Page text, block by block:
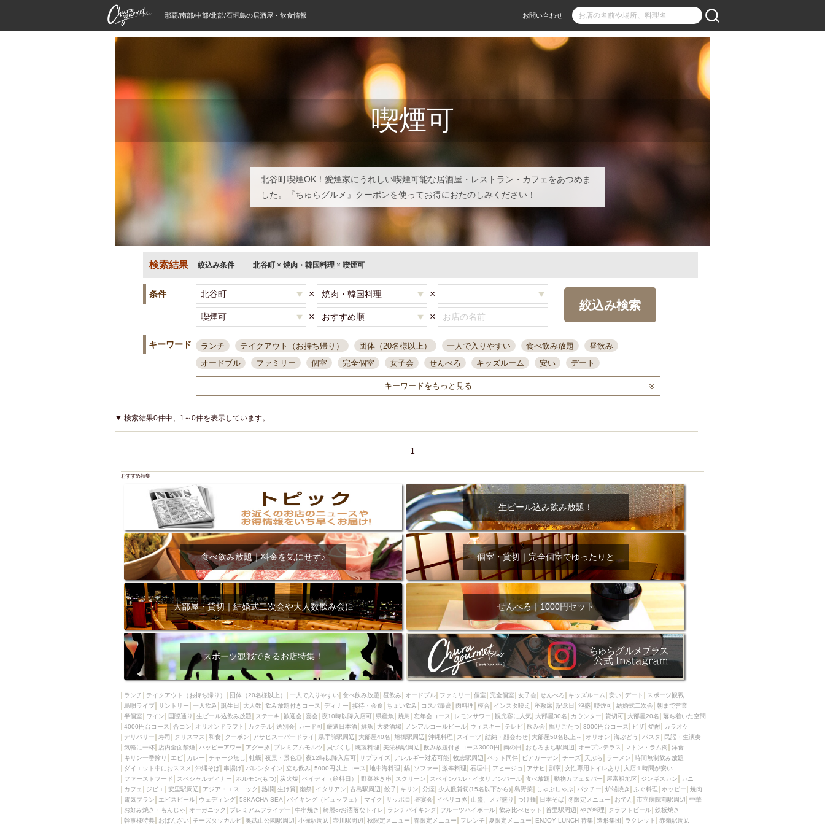
那覇/南部/中部/北部/石垣島の居酒屋・飲食情報 お問い合わせ
喫煙可
北谷町喫煙OK！愛煙家にうれしい喫煙可能な居酒屋・レストラン・カフェをあつめま
した。『ちゅらグルメ』クーポンを使ってお得におたのしみください！
検索結果 絞込み条件 北谷町 × 焼肉・韓国料理 × 喫煙可
条件 × ×
× ×
絞込み検索
キーワード ランチ テイクアウト（お持ち帰り） 団体（20名様以上） 一人で入りやすい 食べ飲み放題
昼飲み
オードブル
ファミリー 個室 完全個室 女子会 せんべろ キッズルーム 安い
デート
一人飲み 誕生日 大人数
接待・会食
ちょい飲み コスパ最高 肉料理 模合 インスタ映え 座敷席 記念日 泡盛
喫煙可
結婚式二次会
夜10時以降入店可
県産魚 焼鳥 忘年会コース レモンサワー 観光客に人気 大部屋30名
カウンター
4000円台コース
デリバリー 寿司 クリスマス 和食
クーポン
アサヒスーパードライ
県庁前駅周辺 旭橋駅周辺 沖縄料理 スイーツ
結納・顔会わせ
大部屋50名以上～
オリオン 海ぶどう 民謡・生演奏 気軽に一杯
店内全面禁煙
ハッピーアワー
アグー豚 プレミアムモルツ 貝づくし 燻製料理
美栄橋駅周辺
飲み放題付きコース3000円
肉の日 おもろまち駅周辺 オープンテラス マトン・ラム肉
洋食
キリン一番搾り
エビ カレー チャージ無し 牡蠣 夜景・景色◎ 夜12時以降入店可
サプライズ
アレルギー対応可能
牧志駅周辺 ペット同伴 ビアガーデン 天ぷら
時間無制飲み放題
ダイエット中におススメ
沖縄そば 串揚げ バレンタイン 立ち飲み 5000円以上コース 地中海料理
鍋
ソファー
激辛料理 石垣牛 アヒージョ アサヒ 割烹 女性専用トイレあり
入店１時間が安い
ファーストフード
スペシャルディナー ホルモン(もつ) 炭火焼 ペイディ（給料日）
野菜巻き串
スクリーン
スペインバル・イタリアンバール 食べ放題 動物カフェ＆バー 屋富祖地区
ジンギスカン
カニ
カフェ ジビエ 安里駅周辺 アジア・エスニック 熱燗 生け簀 獺祭 イタリアン
古島駅周辺
分煙 少人数貸切(15名以下から) しゃぶしゃぶ パクチー 炉端焼き
ふぐ料理
ホッピー
焼肉 電気ブラン エビスビール ウェディング 58KACHA-SEA
バイキング（ビュッフェ）
マイク
サッポロ 昼宴会 イベリコ豚 山盛、メガ盛り つけ麺 日本そば 冬限定メニュー
おでん
市立病院前駅周辺
中華 お好み焼き・もんじゃ オーガニック プレミアムフライデー
牛串焼き
綺麗orお洒落なトイレ
ランチバイキング フルーツハイボール 飲み比べセット 首里駅周辺
やぎ料理
クラフトビール
鉄板焼き 幹事様特典 おばんざい チーズタッカルビ 奥武山公園駅周辺
小禄駅周辺
壺川駅周辺
秋限定メニュー 春限定メニュー フレンチ 夏限定メニュー ENJOY LUNCH 特集
造形集団
ラクレット
赤嶺駅周辺 シードル 那覇空港駅周辺 儀保駅周辺
キーワードをもっと見る
▼ 検索結果0件中、1～0件を表示しています。
1
おすすめ特集
生ビール込み飲み放題！
食べ飲み放題｜料金を気にせず♪ 個室・貸切｜完全個室でゆったりと
大部屋・貸切｜結婚式二次会や大人数飲み会に せんべろ｜1000円セット
スポーツ観戦できるお店特集！
ランチ テイクアウト（お持ち帰り） 団体（20名様以上） 一人で入りやすい 食べ飲み放題 昼飲み オードブル ファミリー 個室 完全個室 女子会 せんべろ キッズルーム 安い デート
スポーツ観戦
島唄ライブ サントリー 一人飲み 誕生日 大人数 飲み放題付きコース ディナー 接待・会食 ちょい飲み コスパ最高 肉料理 模合 インスタ映え 座敷席 記念日 泡盛 喫煙可 結婚式二次会 朝まで営業
半個室
ワイン 国際通り 生ビール込飲み放題 ステーキ 歓迎会 宴会 夜10時以降入店可 県産魚 焼鳥 忘年会コース レモンサワー 観光客に人気 大部屋30名 カウンター 貸切可 大部屋20名
落ち着いた空間
4000円台コース
合コン オリオンドラフト カクテル 送別会 カード可 厳選日本酒 鮮魚 大衆酒場 ノンアルコールビール ウィスキー テレビ 飲み会 掘りごたつ 3000円台コース ピザ 焼酎
カラオケ
デリバリー
寿司 クリスマス 和食 クーポン アサヒスーパードライ 県庁前駅周辺 大部屋40名 旭橋駅周辺 沖縄料理 スイーツ 結納・顔会わせ 大部屋50名以上～ オリオン 海ぶどう パスタ
民謡・生演奏
気軽に一杯
店内全面禁煙 ハッピーアワー アグー豚 プレミアムモルツ 貝づくし 燻製料理 美栄橋駅周辺 飲み放題付きコース3000円 肉の日 おもろまち駅周辺 オープンテラス マトン・ラム肉
洋食
キリン一番搾り
エビ カレー チャージ無し 牡蠣 夜景・景色◎ 夜12時以降入店可 サプライズ アレルギー対応可能 牧志駅周辺 ペット同伴 ビアガーデン チーズ 天ぷら ラーメン
時間無制飲み放題
ダイエット中におススメ
沖縄そば 串揚げ バレンタイン 立ち飲み 5000円以上コース 地中海料理 鍋 ソファー 激辛料理 石垣牛 アヒージョ アサヒ 割烹 女性専用トイレあり
入店１時間が安い
ファーストフード
スペシャルディナー ホルモン(もつ) 炭火焼 ペイディ（給料日） 野菜巻き串 スクリーン スペインバル・イタリアンバール 食べ放題 動物カフェ＆バー 屋富祖地区 ジンギスカン
カニ
カフェ
ジビエ 安里駅周辺 アジア・エスニック 熱燗 生け簀 獺祭 イタリアン 古島駅周辺 餃子 キリン 分煙 少人数貸切(15名以下から) 島野菜 しゃぶしゃぶ パクチー 炉端焼き ふぐ料理 ホッピー
焼肉
電気ブラン
エビスビール ウェディング 58KACHA-SEA バイキング（ビュッフェ） マイク サッポロ 昼宴会 イベリコ豚 山盛、メガ盛り つけ麺 日本そば 冬限定メニュー おでん 市立病院前駅周辺
中華
お好み焼き・もんじゃ
オーガニック プレミアムフライデー 牛串焼き 綺麗orお洒落なトイレ ランチバイキング フルーツハイボール 飲み比べセット 首里駅周辺 やぎ料理 クラフトビール 鉄板焼き
幹事様特典
おばんざい チーズタッカルビ 奥武山公園駅周辺 小禄駅周辺 壺川駅周辺 秋限定メニュー 春限定メニュー フレンチ 夏限定メニュー ENJOY LUNCH 特集 造形集団 ラクレット 赤嶺駅周辺